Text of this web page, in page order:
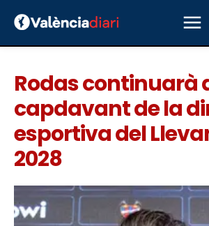
Rodas continuarà
capdavant de la
esportiva del
2028